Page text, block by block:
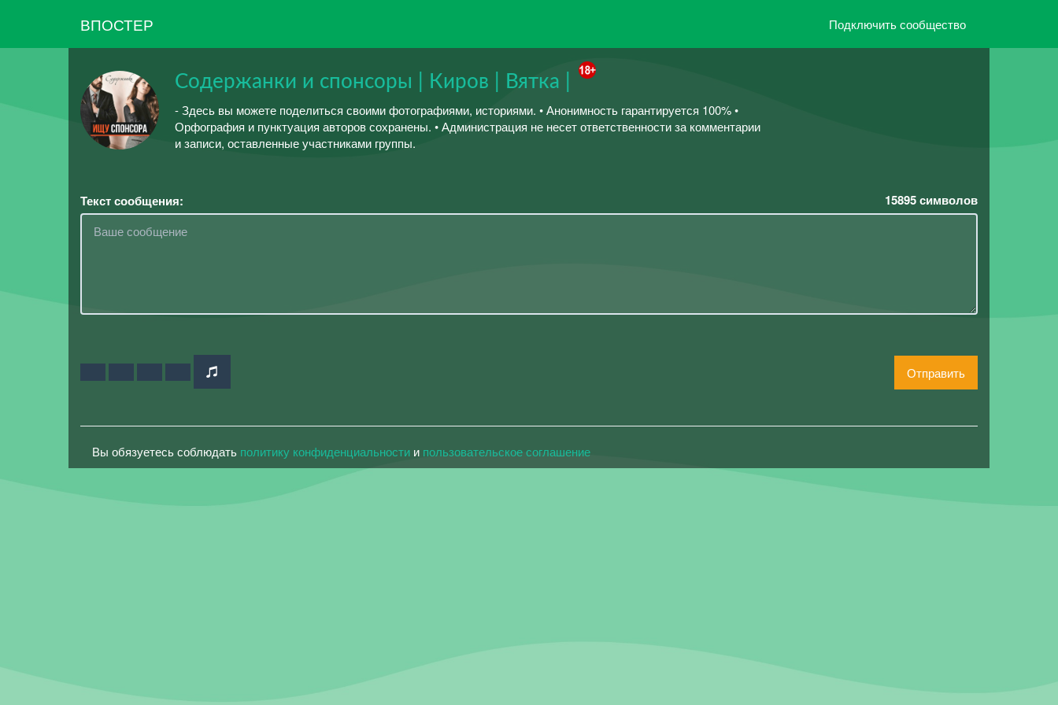
ВПОСТЕР Подключить сообщество
Содержанки и спонсоры | Киров | Вятка |
- Здесь вы можете поделиться своими фотографиями, историями. • Анонимность гарантируется 100% •
Орфография и пунктуация авторов сохранены. • Администрация не несет ответственности за комментарии
и записи, оставленные участниками группы.
Текст сообщения: 15895символов
Отправить
Вы обязуетесь соблюдать политику конфиденциальности и пользовательское соглашение